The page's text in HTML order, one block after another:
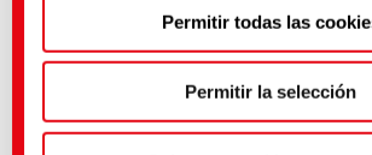
política de privacidad.(Impresión)
Permitir todas las
Permitir la selección
¿Tienes preguntas sobre las caracterí­sticas o la
producto?